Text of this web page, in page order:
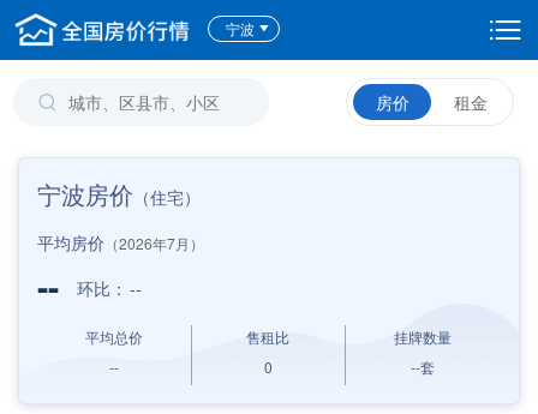
宁波
房价 租金
宁波房价 （住宅）
平均房价 （2026年7月）
-- 环比： --
平均总价
--
售租比
0
挂牌数量
--套